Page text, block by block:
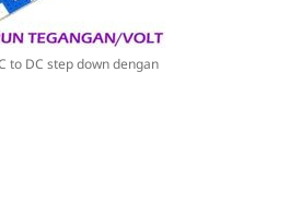
to DC step down dengan